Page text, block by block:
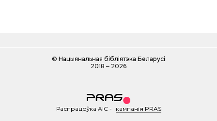
© Нацыянальная бібліятэка Беларусі
2018 ‒ 2026
Распрацоўка АІС- кампанія PRAS